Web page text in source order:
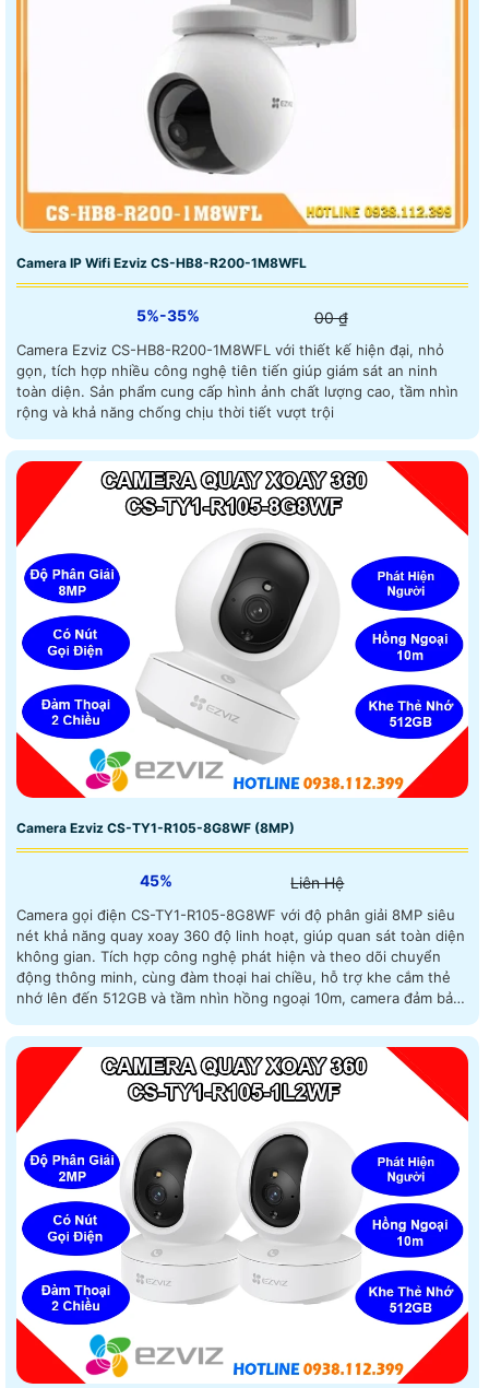
Camera IP Wifi Ezviz CS-HB8-R200-1M8WFL
5%-35% 00 ₫
Camera Ezviz CS-HB8-R200-1M8WFL với thiết kế hiện đại, nhỏ
gọn, tích hợp nhiều công nghệ tiên tiến giúp giám sát an ninh
toàn diện. Sản phẩm cung cấp hình ảnh chất lượng cao, tầm nhìn
rộng và khả năng chống chịu thời tiết vượt trội
Camera Ezviz CS-TY1-R105-8G8WF (8MP)
45% Liên Hệ
Camera gọi điện CS-TY1-R105-8G8WF với độ phân giải 8MP siêu
nét khả năng quay xoay 360 độ linh hoạt, giúp quan sát toàn diện
không gian. Tích hợp công nghệ phát hiện và theo dõi chuyển
động thông minh, cùng đàm thoại hai chiều, hỗ trợ khe cắm thẻ
nhớ lên đến 512GB và tầm nhìn hồng ngoại 10m, camera đảm bảo
đặt trong nhà